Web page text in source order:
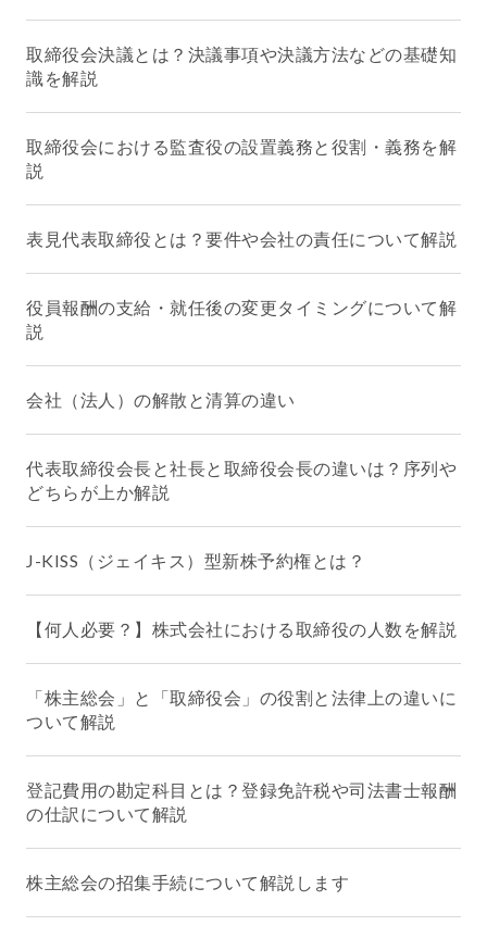
取締役会決議とは？決議事項や決議方法などの基礎知
識を解説
取締役会における監査役の設置義務と役割・義務を解
説
表見代表取締役とは？要件や会社の責任について解説
役員報酬の支給・就任後の変更タイミングについて解
説
会社（法人）の解散と清算の違い
代表取締役会長と社長と取締役会長の違いは？序列や
どちらが上か解説
J-KISS（ジェイキス）型新株予約権とは？
【何人必要？】株式会社における取締役の人数を解説
「株主総会」と「取締役会」の役割と法律上の違いに
ついて解説
登記費用の勘定科目とは？登録免許税や司法書士報酬
の仕訳について解説
株主総会の招集手続について解説します